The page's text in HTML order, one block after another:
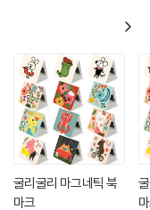
굴리굴리 마그네틱 북
마크